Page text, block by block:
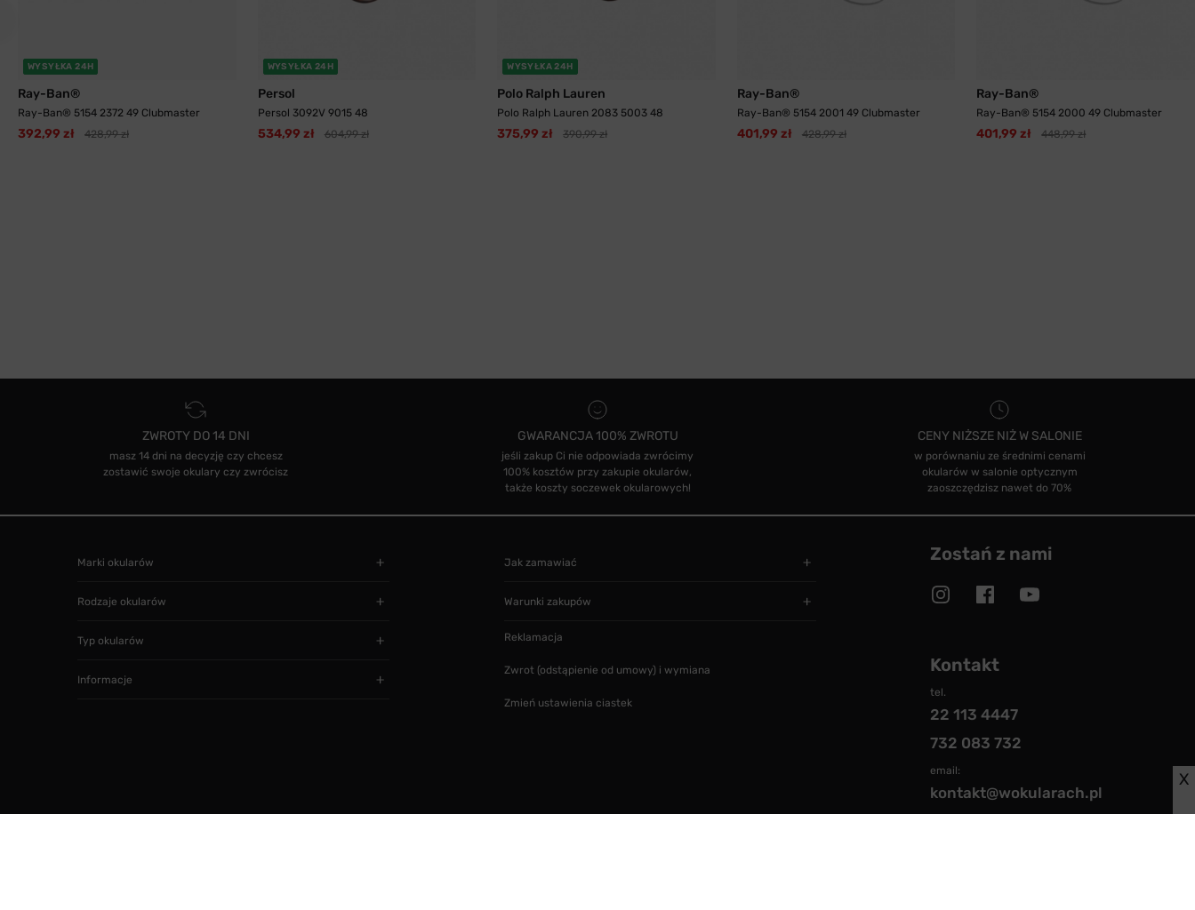
WYSYŁKA 24H
Ray-Ban®
Ray-Ban® 5154 2372 49 Clubmaster
392,99 zł 428,99 zł
WYSYŁKA 24H
Persol
Persol 3092V 9015 48
534,99 zł 604,99 zł
WYSYŁKA 24H
Polo Ralph Lauren
Polo Ralph Lauren 2083 5003 48
375,99 zł 390,99 zł
Ray-Ban®
Ray-Ban® 5154 2001 49 Clubmaster
401,99 zł 428,99 zł
Ray-Ban®
Ray-Ban® 5154 2000 49 Clubmaster
401,99 zł 448,99 zł
ZWROTY DO 14 DNI
masz 14 dni na decyzję czy chcesz
zostawić swoje okulary czy zwrócisz
GWARANCJA 100% ZWROTU
jeśli zakup Ci nie odpowiada zwrócimy
100% kosztów przy zakupie okularów,
także koszty soczewek okularowych!
CENY NIŻSZE NIŻ W SALONIE
w porównaniu ze średnimi cenami
okularów w salonie optycznym
zaoszczędzisz nawet do 70%
Zostań z nami
Kontakt
tel.
22 113 4447
732 083 732
email:
kontakt@wokularach.pl
Marki okularów
Rodzaje okularów
Typ okularów
Informacje
Jak zamawiać
Warunki zakupów
Reklamacja
Zwrot (odstąpienie od umowy) i wymiana
Zmień ustawienia ciastek
X